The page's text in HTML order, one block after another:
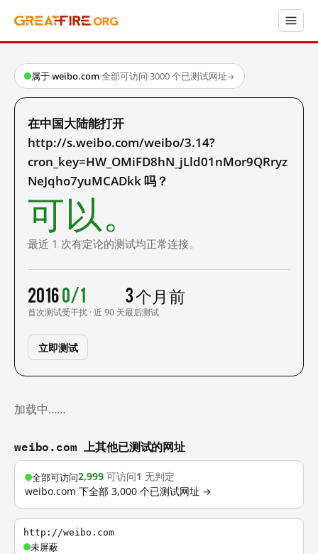
属于 weibo.com·全部可访问·3000 个已测试网址→
在中国大陆能打开
http://s.weibo.com/weibo/3.14?
cron_key=HW_OMiFD8hN_jLld01nMor9QRryz
NeJqho7yuMCADkk 吗？
可以。
最近 1 次有定论的测试均正常连接。
2016
首次测试
0/1
受干扰 · 近 90 天
3 个月前
最后测试
立即测试
加载中……
weibo.com 上其他已测试的网址
全部可访问2,999 可访问1 无判定
weibo.com 下全部 3,000 个已测试网址 →
http://weibo.com
未屏蔽